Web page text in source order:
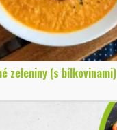
zeleniny (s bílkovinami)